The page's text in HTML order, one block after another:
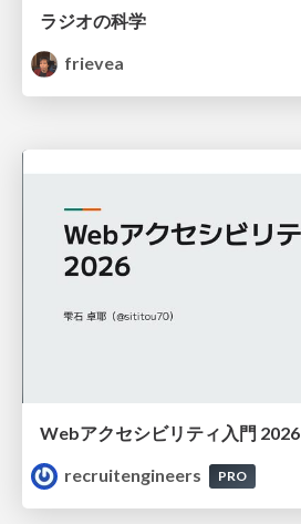
ラジオの科学
frievea
Webアクセシビリティ入門 2026
recruitengineers
PRO